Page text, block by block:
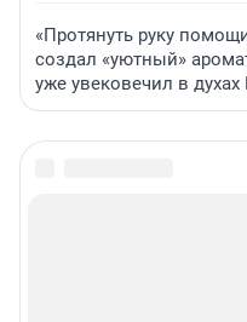
«Протянуть руку
создал «уютный»
уже увековечил в